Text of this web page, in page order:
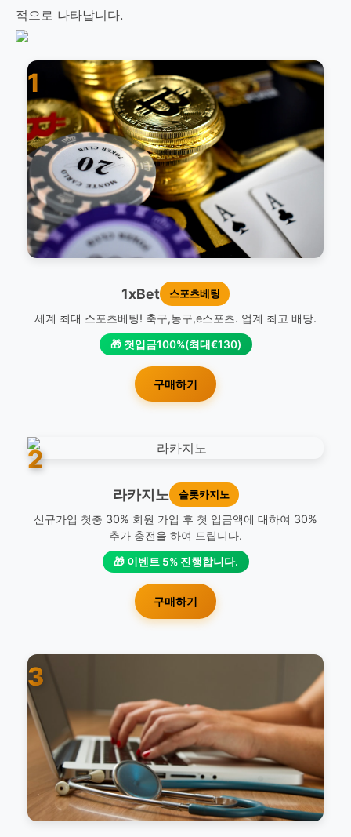
적으로 나타납니다.
1
1xBet 스포츠베팅
세계 최대 스포츠베팅! 축구,농구,e스포츠. 업계 최고 배당.
🎁 첫입금100%(최대€130)
구매하기
2
라카지노 슬롯카지노
신규가입 첫충 30% 회원 가입 후 첫 입금액에 대하여 30%
추가 충전을 하여 드립니다.
🎁 이벤트 5% 진행합니다.
구매하기
3